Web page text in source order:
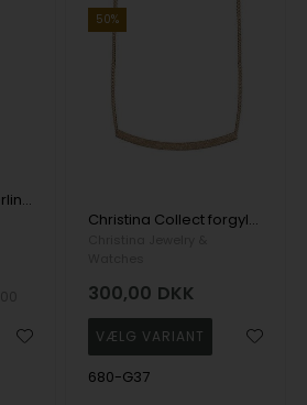
Christina Collect Sterling sølv halskæde, ankerkæde med forgyldt overflade, 40-55 cm
50%
Christina Collect forgyldt Stardust rør med glitrende overflade, model 680-G37
300,00 DKK
680-G37